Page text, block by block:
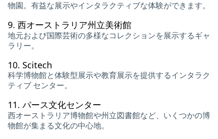
物園。有益な展示やインタラクティブな体験ができます。
9. 西オーストラリア州立美術館
地元および国際芸術の多様なコレクションを展示するギャ
ラリー。
10. Scitech
科学博物館と体験型展示や教育展示を提供するインタラク
ティブ センター。
11. パース文化センター
西オーストラリア博物館や州立図書館など、いくつかの博
物館が集まる文化の中心地。